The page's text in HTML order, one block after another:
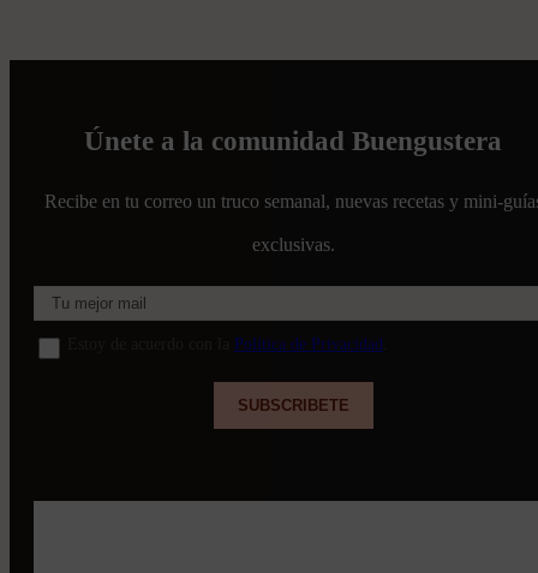
Únete a la comunidad Buengustera
Recibe en tu correo un truco semanal, nuevas recetas y mini-
exclusivas.
Política de Privacidad